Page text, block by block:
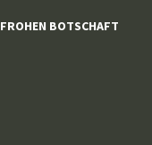
BOTSCHAFT